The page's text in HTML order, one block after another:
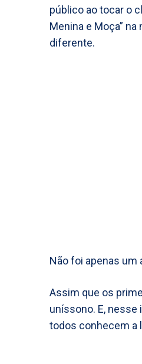
público ao tocar o
Menina e Moça” na
diferente.
Não foi apenas
Assim que os
uníssono. E,
todos conhecem a